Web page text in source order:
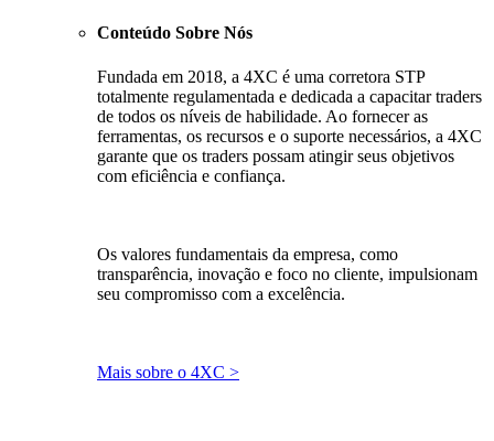
Conteúdo Sobre Nós
Fundada em 2018, a 4XC é uma corretora STP
totalmente regulamentada e dedicada a capacitar traders
de todos os níveis de habilidade. Ao fornecer as
ferramentas, os recursos e o suporte necessários, a 4XC
garante que os traders possam atingir seus objetivos
com eficiência e confiança.
Os valores fundamentais da empresa, como
transparência, inovação e foco no cliente, impulsionam
seu compromisso com a excelência.
Mais sobre o 4XC >